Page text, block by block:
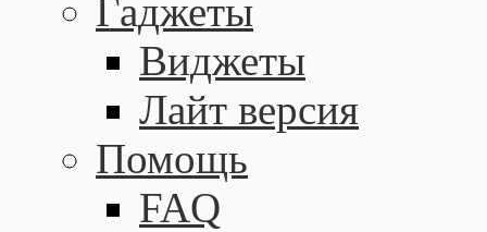
Гаджеты
Виджеты
Лайт версия
Помощь
FAQ